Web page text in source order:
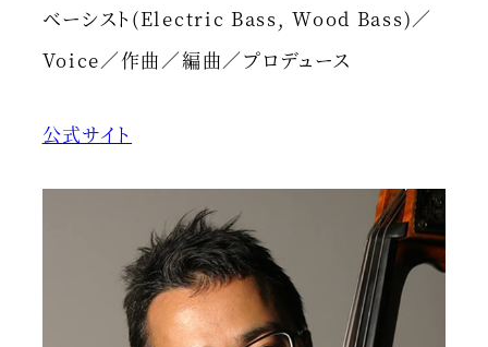
ベーシスト(Electric Bass, Wood Bass)／
Voice／作曲／編曲／プロデュース
公式サイト